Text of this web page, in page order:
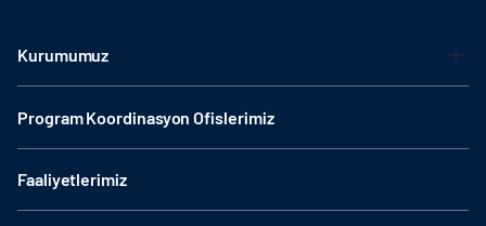
Kurumumuz
Program Koordinasyon Ofislerimiz
Faaliyetlerimiz